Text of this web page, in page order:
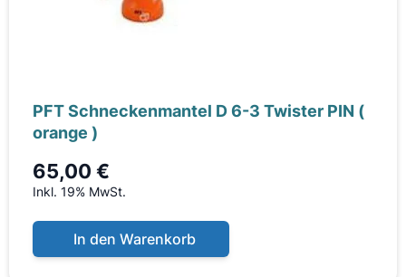
PFT Schneckenmantel D 6-3 Twister PIN (
orange )
65,00 €
Inkl. 19% MwSt.
In den Warenkorb